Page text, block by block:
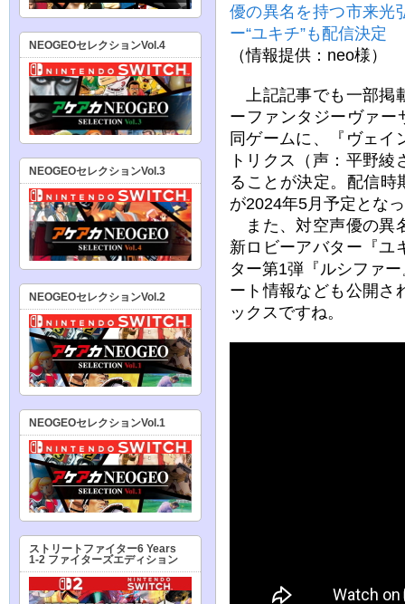
優の異名を持つ市来光
ー“ユキチ”も配信決定
（情報提供：neo様）
上記記事でも一部掲
ーファンタジーヴァ
同ゲームに、『ヴェイ
トリクス（声：平野
ることが決定。配信時
が2024年5月予定とな
また、対空声優の異
新ロビーアバター『ユ
ター第1弾『ルシファ
ート情報なども公開さ
ックスですね。
NEOGEOセレクションVol.4
NEOGEOセレクションVol.3
NEOGEOセレクションVol.2
NEOGEOセレクションVol.1
ストリートファイター6 Years
1-2 ファイターズエディション